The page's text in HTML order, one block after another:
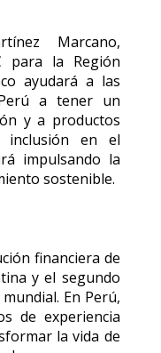
Marcano,
para la Región
ayudará a las
a tener un
y a productos
inclusión en el
impulsando la
sostenible.
financiera de
y el segundo
En Perú,
de experiencia
la vida de